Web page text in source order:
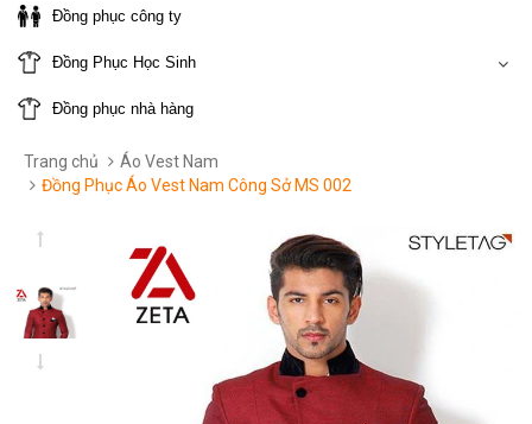
Đồng phục công ty
Đồng Phục Học Sinh
Đồng phục nhà hàng
Trang chủ
Áo Vest Nam
Đồng Phục Áo Vest Nam Công Sở MS 002